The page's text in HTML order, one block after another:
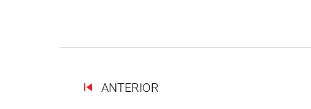
ANTERIOR